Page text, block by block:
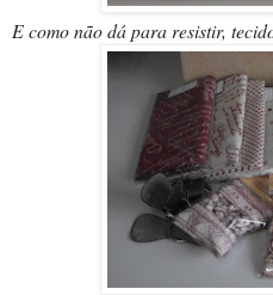
E como não dá para resistir,